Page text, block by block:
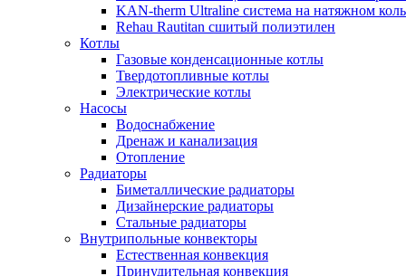
KAN-therm Ultraline система на натяжном
Rehau Rautitan сшитый полиэтилен
Котлы
Газовые конденсационные котлы
Твердотопливные котлы
Электрические котлы
Насосы
Водоснабжение
Дренаж и канализация
Отопление
Радиаторы
Биметаллические радиаторы
Дизайнерские радиаторы
Стальные радиаторы
Внутрипольные конвекторы
Естественная конвекция
Принудительная конвекция